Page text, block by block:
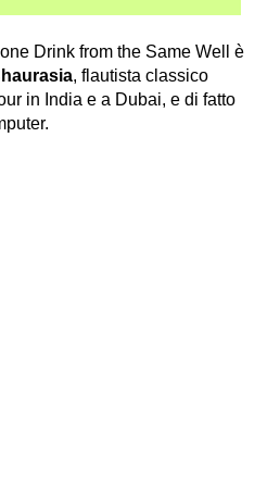
Drink from the Same Well è
, flautista classico
in India e a Dubai, e di fatto